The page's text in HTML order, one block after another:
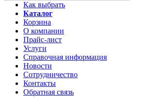
Как выбрать
Каталог
Корзина
О компании
Прайс-лист
Услуги
Справочная информация
Новости
Сотрудничество
Контакты
Обратная связь